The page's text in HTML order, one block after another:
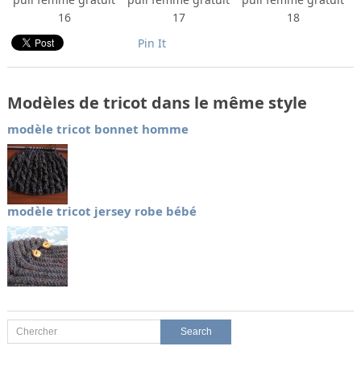
16
17
18
Pin It
Modèles de tricot dans le même style
modèle tricot bonnet homme
modèle tricot jersey robe bébé